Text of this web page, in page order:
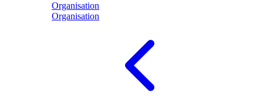
Organisation
Organisation